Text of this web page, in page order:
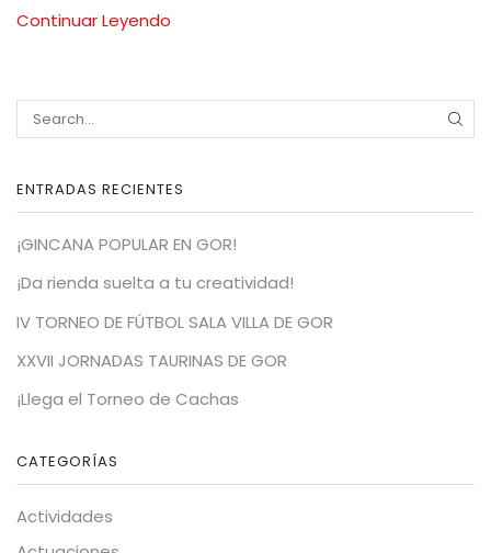
Continuar Leyendo
ENTRADAS RECIENTES
¡GINCANA POPULAR EN GOR!
¡Da rienda suelta a tu creatividad!
IV TORNEO DE FÚTBOL SALA VILLA DE GOR
XXVII JORNADAS TAURINAS DE GOR
¡Llega el Torneo de Cachas
CATEGORÍAS
Actividades